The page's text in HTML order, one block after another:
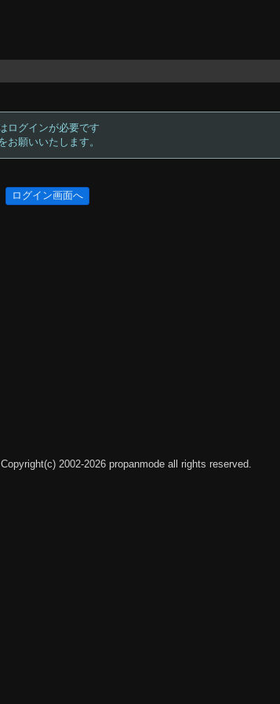
ログインが必要です
お願いいたします。
ログイン画面へ
Copyright(c) 2002-2026 propanmode all rights reserved.